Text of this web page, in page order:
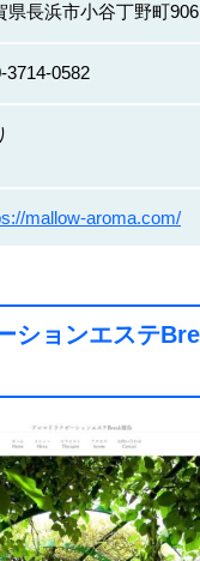
県長浜市小谷丁野町906
3714-0582
mallow-aroma.com/
ションエステ